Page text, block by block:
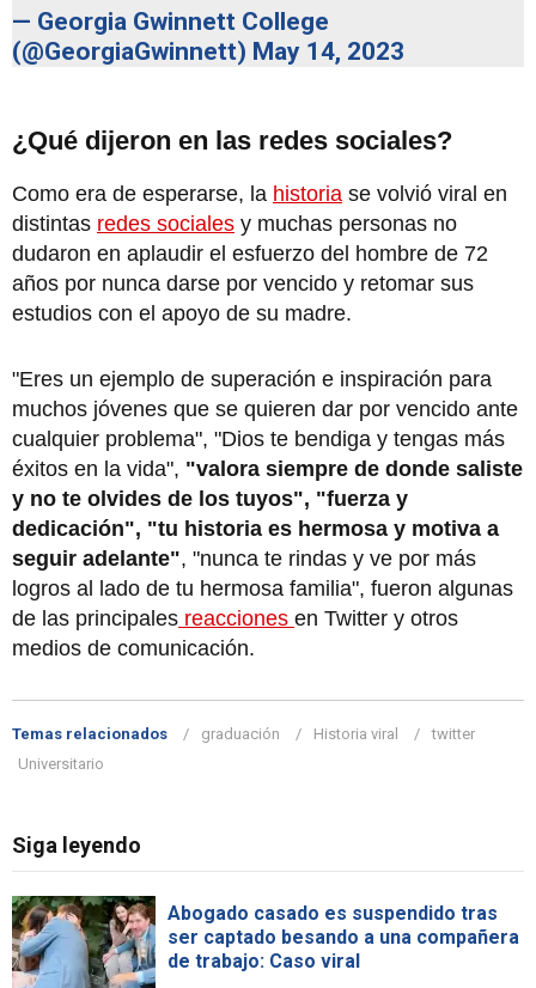
— Georgia Gwinnett College
(@GeorgiaGwinnett) May 14, 2023
¿Qué dijeron en las redes sociales?
Como era de esperarse, la historia se volvió viral en
distintas redes sociales y muchas personas no
dudaron en aplaudir el esfuerzo del hombre de 72
años por nunca darse por vencido y retomar sus
estudios con el apoyo de su madre.
"Eres un ejemplo de superación e inspiración para
muchos jóvenes que se quieren dar por vencido ante
cualquier problema", "Dios te bendiga y tengas más
éxitos en la vida", "valora siempre de donde saliste
y no te olvides de los tuyos", "fuerza y
dedicación", "tu historia es hermosa y motiva a
seguir adelante", "nunca te rindas y ve por más
logros al lado de tu hermosa familia", fueron algunas
de las principales reacciones en Twitter y otros
medios de comunicación.
Temas relacionados graduación Historia viral
twitter
Universitario
Siga leyendo
Abogado casado es suspendido tras
ser captado besando a una compañera
de trabajo: Caso viral